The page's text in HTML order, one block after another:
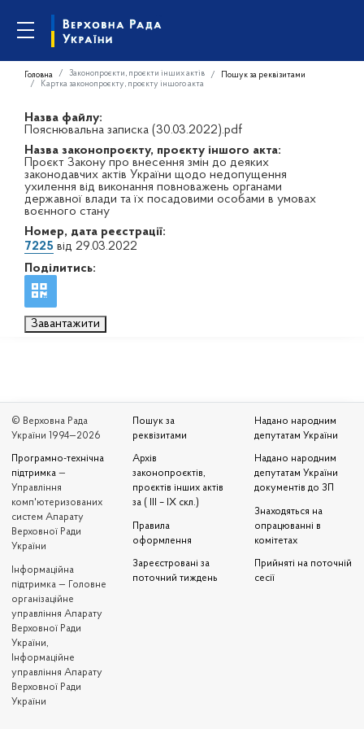
Головна Законопроєкти, проєкти інших актів
Пошук за реквізитами
Картка законопроєкту, проєкту іншого акта
Назва файлу:
Пояснювальна записка (30.03.2022).pdf
Назва законопроєкту, проєкту іншого акта:
Проєкт Закону про внесення змін до деяких
законодавчих актів України щодо недопущення
ухилення від виконання повноважень органами
державної влади та їх посадовими особами в умовах
воєнного стану
Номер, дата реєстрації:
7225 від 29.03.2022
Поділитись:
Завантажити
© Верховна Рада
України 1994—2026
Програмно-технічна
підтримка —
Управління
комп'ютеризованих
систем Апарату
Верховної Ради
України
Iнформаційна
підтримка — Головне
організаційне
управління Апарату
Верховної Ради
України,
Інформаційне
управління Апарату
Верховної Ради
України
Пошук за
реквізитами
Архів
законопроєктів,
проєктів інших актів
за ( III – IX скл.)
Правила
оформлення
Зареєстровані за
поточний тиждень
Надано народним
депутатам України
Надано народним
депутатам України
документів до ЗП
Знаходяться на
опрацюванні в
комітетах
Прийняті на поточній
сесії